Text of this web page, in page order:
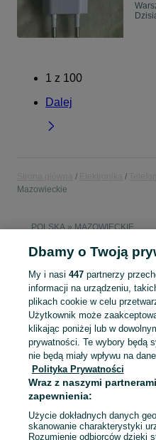
1 z 100
Dalej
Mazowieckie
POLSKA » MAZOWIECKIE
Mapa kategorii
Mapa miejscowości
Mapa ministron
Popularne wyszukiwania
Dbamy o Twoją
My i nasi 447partnerzy
informacji na urządzeniu,
plikach cookie w celu
Użytkownik może
klikając poniżej lub w
prywatności. Te wybory będą
nie będą miały wpływu na
Polityka Prywatności
Wraz z naszymi
zapewnienia:
Użycie dokładnych danych
skanowanie charakterystyki
Rozumienie odbiorców dzięki